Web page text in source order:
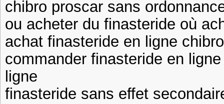
chibro proscar sans
ou acheter du finasteride où
achat finasteride en ligne
commander finasteride en
ligne
finasteride sans effet